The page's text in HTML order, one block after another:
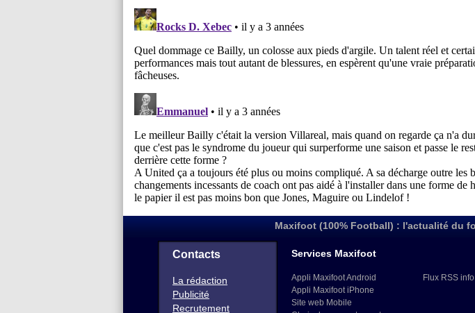
Maxifoot (100% Football) : l'actualité du
Contacts
La rédaction
Publicité
Recrutement
Services Maxifoot
Appli Maxifoot Android
Appli Maxifoot iPhone
Site web Mobile
Flux RSS